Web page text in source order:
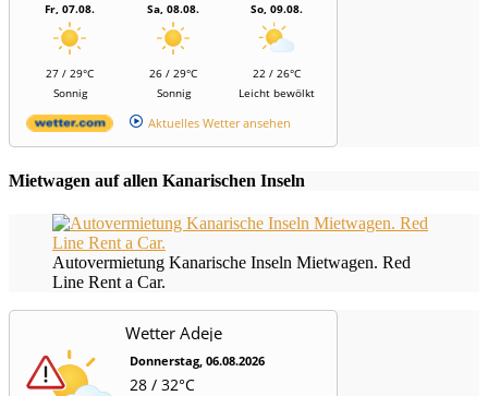
Fr, 07.08.
27 / 29°C
Sonnig
Sa, 08.08.
26 / 29°C
Sonnig
So, 09.08.
22 / 26°C
Leicht bewölkt
Aktuelles Wetter ansehen
Mietwagen auf allen Kanarischen Inseln
Autovermietung Kanarische Inseln Mietwagen. Red
Line Rent a Car.
Wetter Adeje
Donnerstag, 06.08.2026
28 / 32°C